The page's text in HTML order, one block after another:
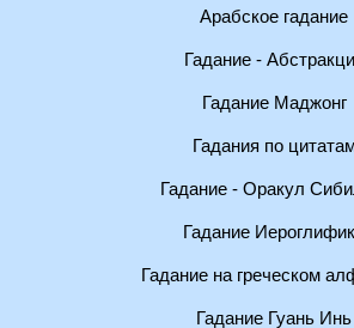
Арабское гадание
Гадание -
Гадание Маджонг
Гадания по
Гадание - Оракул
Гадание
Гадание на греческом
Гадание Гуань Инь